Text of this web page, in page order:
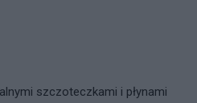
szczoteczkami i płynami